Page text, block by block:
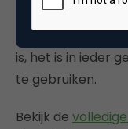
metMad Men
,
organisatie.
is, het is in ieder
te gebruiken.
Bekijk de